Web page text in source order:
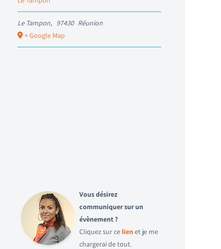
Le Tampon, 97430 Réunion
+ Google Map
Vous désirez
communiquer sur un
évènement ?
Cliquez sur ce lien et je me
chargerai de tout.